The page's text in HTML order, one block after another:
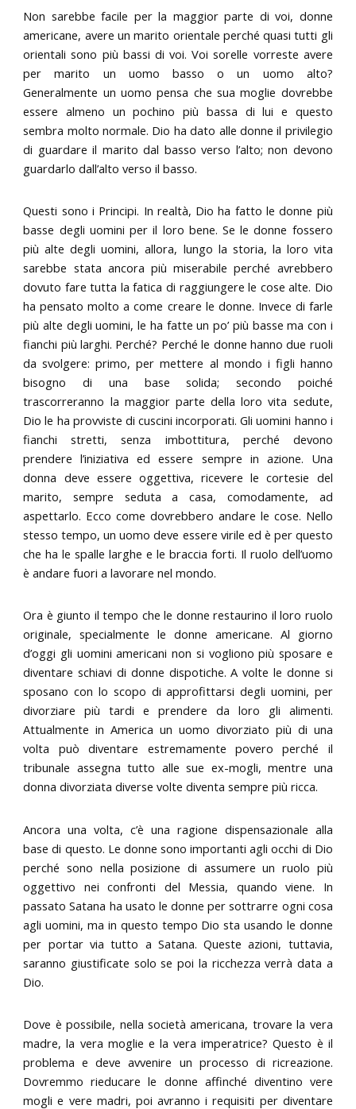
Non sarebbe facile per la maggior parte di voi, donne
americane, avere un marito orientale perché quasi tutti gli
orientali sono più bassi di voi. Voi sorelle vorreste avere
per marito un uomo basso o un uomo alto?
Generalmente un uomo pensa che sua moglie dovrebbe
essere almeno un pochino più bassa di lui e questo
sembra molto normale. Dio ha dato alle donne il privilegio
di guardare il marito dal basso verso l’alto; non devono
guardarlo dall’alto verso il basso.
Questi sono i Principi. In realtà, Dio ha fatto le donne più
basse degli uomini per il loro bene. Se le donne fossero
più alte degli uomini, allora, lungo la storia, la loro vita
sarebbe stata ancora più miserabile perché avrebbero
dovuto fare tutta la fatica di raggiungere le cose alte. Dio
ha pensato molto a come creare le donne. Invece di farle
più alte degli uomini, le ha fatte un po’ più basse ma con i
fianchi più larghi. Perché? Perché le donne hanno due ruoli
da svolgere: primo, per mettere al mondo i figli hanno
bisogno di una base solida; secondo poiché
trascorreranno la maggior parte della loro vita sedute,
Dio le ha provviste di cuscini incorporati. Gli uomini hanno i
fianchi stretti, senza imbottitura, perché devono
prendere l’iniziativa ed essere sempre in azione. Una
donna deve essere oggettiva, ricevere le cortesie del
marito, sempre seduta a casa, comodamente, ad
aspettarlo. Ecco come dovrebbero andare le cose. Nello
stesso tempo, un uomo deve essere virile ed è per questo
che ha le spalle larghe e le braccia forti. Il ruolo dell’uomo
è andare fuori a lavorare nel mondo.
Ora è giunto il tempo che le donne restaurino il loro ruolo
originale, specialmente le donne americane. Al giorno
d’oggi gli uomini americani non si vogliono più sposare e
diventare schiavi di donne dispotiche. A volte le donne si
sposano con lo scopo di approfittarsi degli uomini, per
divorziare più tardi e prendere da loro gli alimenti.
Attualmente in America un uomo divorziato più di una
volta può diventare estremamente povero perché il
tribunale assegna tutto alle sue ex-mogli, mentre una
donna divorziata diverse volte diventa sempre più ricca.
Ancora una volta, c’è una ragione dispensazionale alla
base di questo. Le donne sono importanti agli occhi di Dio
perché sono nella posizione di assumere un ruolo più
oggettivo nei confronti del Messia, quando viene. In
passato Satana ha usato le donne per sottrarre ogni cosa
agli uomini, ma in questo tempo Dio sta usando le donne
per portar via tutto a Satana. Queste azioni, tuttavia,
saranno giustificate solo se poi la ricchezza verrà data a
Dio.
Dove è possibile, nella società americana, trovare la vera
madre, la vera moglie e la vera imperatrice? Questo è il
problema e deve avvenire un processo di ricreazione.
Dovremmo rieducare le donne affinché diventino vere
mogli e vere madri, poi avranno i requisiti per diventare